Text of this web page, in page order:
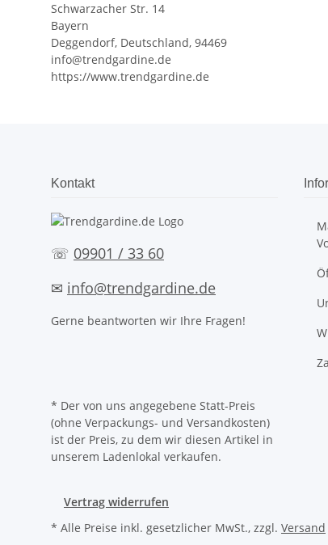
Schwarzacher Str. 14
Bayern
Deggendorf, Deutschland, 94469
info@trendgardine.de
https://www.trendgardine.de
Kontakt
☏ 09901 / 33 60
✉ info@trendgardine.de
Gerne beantworten wir Ihre Fragen!
* Der von uns angegebene Statt-Preis
(ohne Verpackungs- und Versandkosten)
ist der Preis, zu dem wir diesen Artikel in
unserem Ladenlokal verkaufen.
Vertrag widerrufen
* Alle Preise inkl. gesetzlicher MwSt., zzgl. Versand